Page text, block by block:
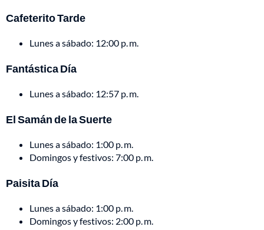
Cafeterito Tarde
Lunes a sábado: 12:00 p. m.
Fantástica Día
Lunes a sábado: 12:57 p. m.
El Samán de la Suerte
Lunes a sábado: 1:00 p. m.
Domingos y festivos: 7:00 p. m.
Paisita Día
Lunes a sábado: 1:00 p. m.
Domingos y festivos: 2:00 p. m.